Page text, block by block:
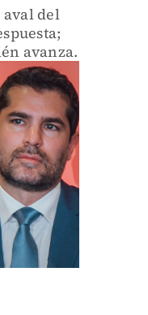
aval del
avanza.